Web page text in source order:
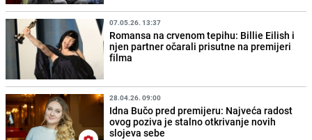
07.05.26. 13:37
Romansa na crvenom tepihu: Billie Eilish i
njen partner očarali prisutne na premijeri
filma
28.04.26. 09:00
Idna Bučo pred premijeru: Najveća radost
ovog poziva je stalno otkrivanje novih
slojeva sebe